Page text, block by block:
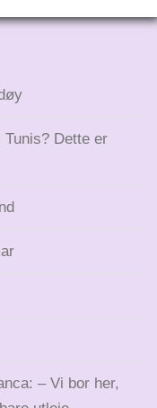
Dette er
– Vi bor her,